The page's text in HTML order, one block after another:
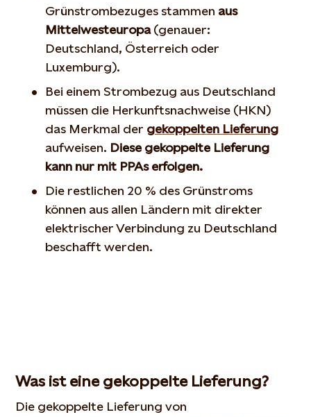
Grünstrombezuges stammen aus
Mittelwesteuropa(genauer:
Deutschland, Österreich oder
Luxemburg).
Bei einem Strombezug aus Deutschland
müssen die Herkunftsnachweise (HKN)
das Merkmal der gekoppelten Lieferung
aufweisen. Diese gekoppelte Lieferung
kann nur mit PPAs erfolgen.
Die restlichen 20 % des Grünstroms
können aus allen Ländern mit direkter
elektrischer Verbindung zu Deutschland
beschafft werden.
Was ist eine gekoppelte Lieferung?
Die gekoppelte Lieferung von